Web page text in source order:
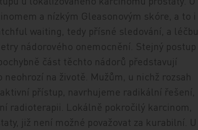
a nízkým Gleasonovým skóre, a to i
waiting, tedy přísné sledování, a léčbu
nádorového onemocnění. Stejný postup
část těchto nádorů představují
na životě. Mužům, u nichž rozsah
přístup, navrhujeme radikální řešení,
radioterapii. Lokálně pokročilý karcinom,
již není možné považovat za kurabilní. U